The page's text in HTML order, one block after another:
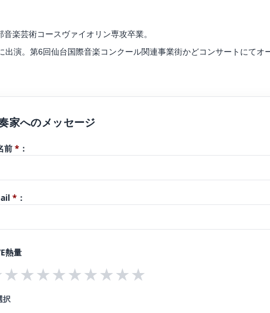
楽芸術コースヴァイオリン専攻卒業。
出演。第6回仙台国際音楽コンクール関連事業街かどコンサートにて
り、生涯における音楽の在り方について探究し、幅広い年齢層に対応し
び審査員。
昭、河野芳春、菊池恭江、駒込綾の各氏に師事。大学主催夏季セミナ
前 * ：
* ：
熱量
★★★★★★★★★
択